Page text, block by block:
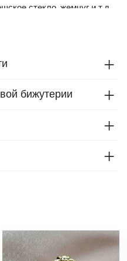
стекло, жемчуг и т.д.
вручную.
бижутерии